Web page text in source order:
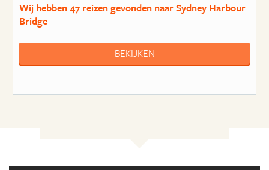
Wij hebben47 reizengevonden naar Sydney Harbour
Bridge
BEKIJKEN